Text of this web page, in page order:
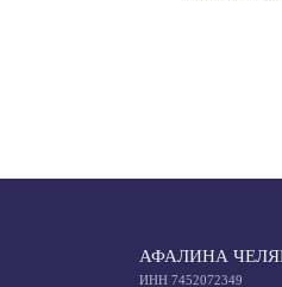
АФАЛИНА
ИНН 7452072349